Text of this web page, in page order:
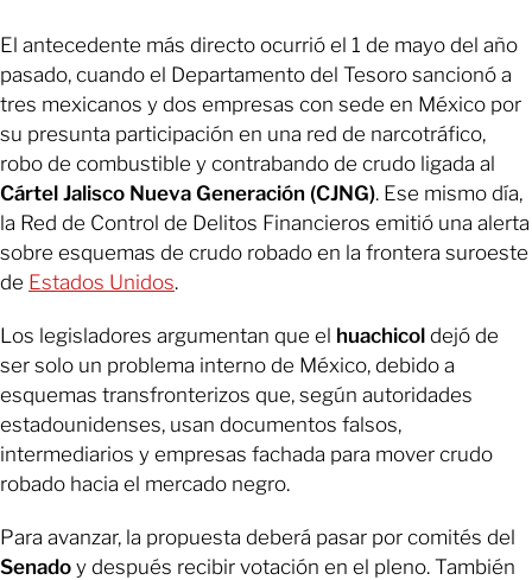
El antecedente más directo ocurrió el 1 de mayo del año
pasado, cuando el Departamento del Tesoro sancionó a
tres mexicanos y dos empresas con sede en México por
su presunta participación en una red de narcotráfico,
robo de combustible y contrabando de crudo ligada al
Cártel Jalisco Nueva Generación (CJNG). Ese mismo día,
la Red de Control de Delitos Financieros emitió una alerta
sobre esquemas de crudo robado en la frontera suroeste
de Estados Unidos.
Los legisladores argumentan que el huachicol dejó de
ser solo un problema interno de México, debido a
esquemas transfronterizos que, según autoridades
estadounidenses, usan documentos falsos,
intermediarios y empresas fachada para mover crudo
robado hacia el mercado negro.
Para avanzar, la propuesta deberá pasar por comités del
Senado y después recibir votación en el pleno. También